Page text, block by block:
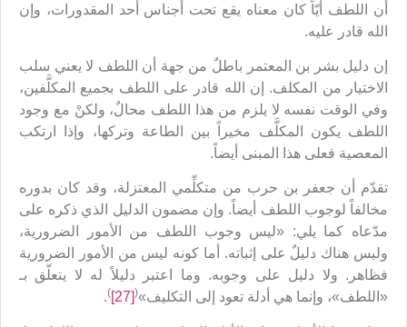
أن اللطف أيّاً كان معناه يقع تحت أجناس أحد المقدورات، وإن
الله قادر عليه.
إن دليل بشر بن المعتمر باطلٌ من جهة أن اللطف لا يعني سلب
الاختيار من المكلف. إن الله قادر على اللطف بجميع المكلَّفين،
وفي الوقت نفسه لا يلزم من هذا اللطف محالٌ، ولكنْ مع وجود
اللطف يكون المكلَّف مخيراً بين الطاعة وتركها، وإذا ارتكب
المعصية فعلى هذا المبنى أيضاً.
تقدّم أن جعفر بن حرب من متكلِّمي المعتزلة، وقد كان بدوره
مخالفاً لوجوب اللطف أيضاً. وإن مضمون الدليل الذي ذكره على
مدّعاه كما يلي: «ليس وجوب اللطف من الأمور الضرورية،
وليس هناك دليلٌ على إثباته. أما كونه ليس من الأمور الضرورية
فظاهر. ولا دليل على وجوبه. وما اعتبر دليلاً له لا يتعلّق بـ
«اللطف»، وإنما هي أدلة تعود إلى التكليف»(
[27]
)
.